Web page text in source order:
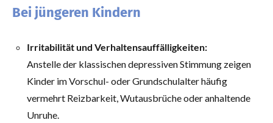
Bei jüngeren Kindern
Irritabilität und Verhaltensauffälligkeiten:
Anstelle der klassischen depressiven Stimmung zeigen
Kinder im Vorschul- oder Grundschulalter häufig
vermehrt Reizbarkeit, Wutausbrüche oder anhaltende
Unruhe.